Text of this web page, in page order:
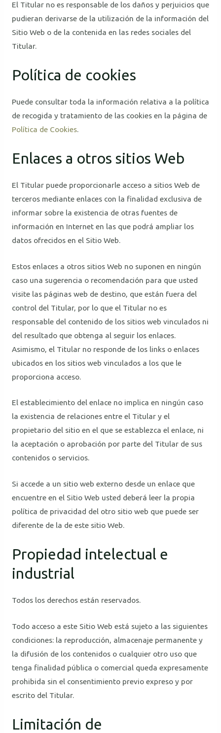
El Titular no es responsable de los daños y perjuicios que
pudieran derivarse de la utilización de la información del
Sitio Web o de la contenida en las redes sociales del
Titular.
Política de cookies
Puede consultar toda la información relativa a la política
de recogida y tratamiento de las cookies en la página de
Política de Cookies.
Enlaces a otros sitios Web
El Titular puede proporcionarle acceso a sitios Web de
terceros mediante enlaces con la finalidad exclusiva de
informar sobre la existencia de otras fuentes de
información en Internet en las que podrá ampliar los
datos ofrecidos en el Sitio Web.
Estos enlaces a otros sitios Web no suponen en ningún
caso una sugerencia o recomendación para que usted
visite las páginas web de destino, que están fuera del
control del Titular, por lo que el Titular no es
responsable del contenido de los sitios web vinculados ni
del resultado que obtenga al seguir los enlaces.
Asimismo, el Titular no responde de los links o enlaces
ubicados en los sitios web vinculados a los que le
proporciona acceso.
El establecimiento del enlace no implica en ningún caso
la existencia de relaciones entre el Titular y el
propietario del sitio en el que se establezca el enlace, ni
la aceptación o aprobación por parte del Titular de sus
contenidos o servicios.
Si accede a un sitio web externo desde un enlace que
encuentre en el Sitio Web usted deberá leer la propia
política de privacidad del otro sitio web que puede ser
diferente de la de este sitio Web.
Propiedad intelectual e
industrial
Todos los derechos están reservados.
Todo acceso a este Sitio Web está sujeto a las siguientes
condiciones: la reproducción, almacenaje permanente y
la difusión de los contenidos o cualquier otro uso que
tenga finalidad pública o comercial queda expresamente
prohibida sin el consentimiento previo expreso y por
escrito del Titular.
Limitación de